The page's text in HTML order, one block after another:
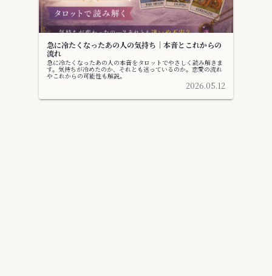
急に冷たくなったあの人の気持ち｜本音とこれからの
流れ
急に冷たくなったあの人の本音をタロットでやさしく読み解きま
す。気持ちが冷めたのか、それとも迷っているのか。恋愛の流れ
やこれからの可能性も解説。
2026.05.12